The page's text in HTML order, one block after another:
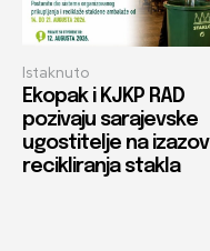
Istaknuto
Ekopak i KJKP RAD
pozivaju sarajevske
ugostitelje na izazov
recikliranja stakla